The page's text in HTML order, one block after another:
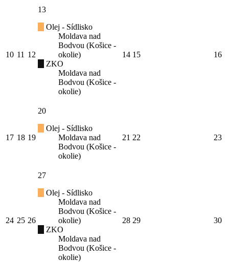
10 11 12
13
Olej - Sídlisko
Moldava nad
Bodvou (Košice -
okolie)
ZKO
Moldava nad
Bodvou (Košice -
okolie)
14 15 16
17 18 19
20
Olej - Sídlisko
Moldava nad
Bodvou (Košice -
okolie)
21 22 23
24 25 26
27
Olej - Sídlisko
Moldava nad
Bodvou (Košice -
okolie)
ZKO
Moldava nad
Bodvou (Košice -
okolie)
28 29 30